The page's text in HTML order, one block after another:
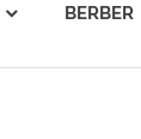
BERBER